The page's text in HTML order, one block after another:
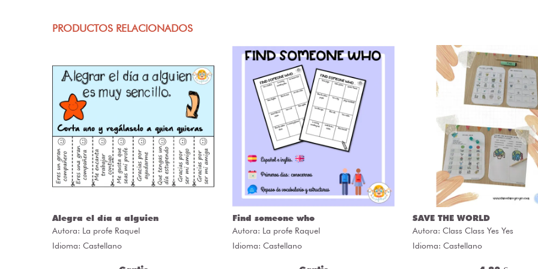
PRODUCTOS RELACIONADOS
Alegra el día a alguien
Autora: La profe Raquel
Idioma: Castellano
Find someone who
Autora: La profe Raquel
Idioma: Castellano
SAVE THE WORLD
Autora: Class Class Yes Yes
Idioma: Castellano